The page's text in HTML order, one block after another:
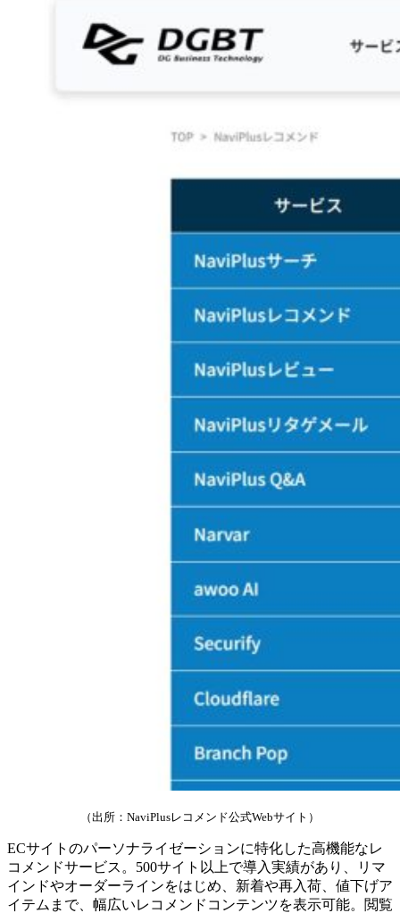
（出所：NaviPlusレコメンド公式Webサイト）
ECサイトのパーソナライゼーションに特化した高機能なレ
コメンドサービス。500サイト以上で導入実績があり、リマ
インドやオーダーラインをはじめ、新着や再入荷、値下げア
イテムまで、幅広いレコメンドコンテンツを表示可能。閲覧